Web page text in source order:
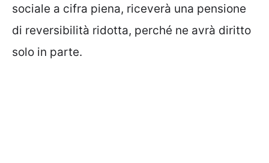
sociale a cifra piena, riceverà una pensione
di reversibilità ridotta, perché ne avrà diritto
solo in parte.